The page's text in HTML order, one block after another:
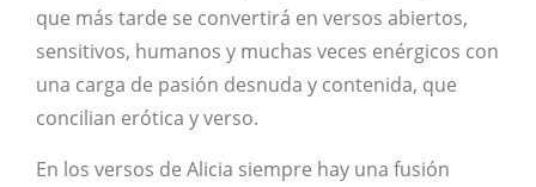
que más tarde se convertirá en versos abiertos,
sensitivos, humanos y muchas veces enérgicos con
una carga de pasión desnuda y contenida, que
concilian erótica y verso.
En los versos de Alicia siempre hay una fusión